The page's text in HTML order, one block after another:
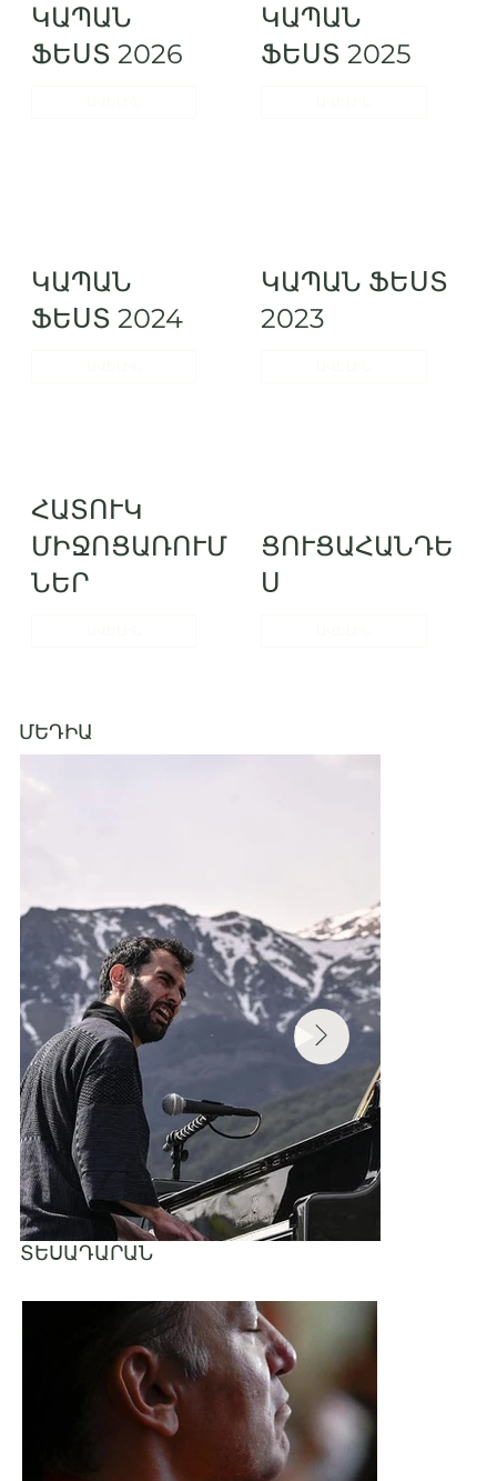
ԿԱՊԱՆ
ՖԵՍՏ 2026
ԿԱՊԱՆ
ՖԵՍՏ 2025
ԿԱՊԱՆ
ՖԵՍՏ 2024
ԿԱՊԱՆ ՖԵՍՏ
2023
ՀԱՏՈՒԿ
ՄԻՋՈՑԱՌՈՒՄ
ՆԵՐ
ՑՈՒՑԱՀԱՆԴԵ
Ս
ՄԵԴԻԱ
Tigran Hamasyan -
Soil and Water | Kapan Fest 2024
ՏԵՍԱԴԱՐԱՆ